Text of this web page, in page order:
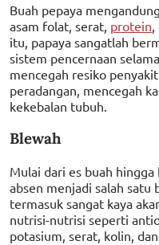
Buah pepaya
asam folat, serat, protein
itu, papaya sangatlah
sistem pencernaan
mencegah resiko
peradangan, mencegah
kekebalan tubuh.
Blewah
Mulai dari es buah
absen menjadi salah satu
termasuk sangat kaya
nutrisi-nutrisi seperti
potasium, serat, kolin,